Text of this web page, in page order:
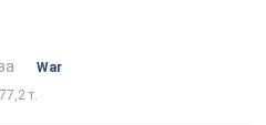
War
77,2 т.